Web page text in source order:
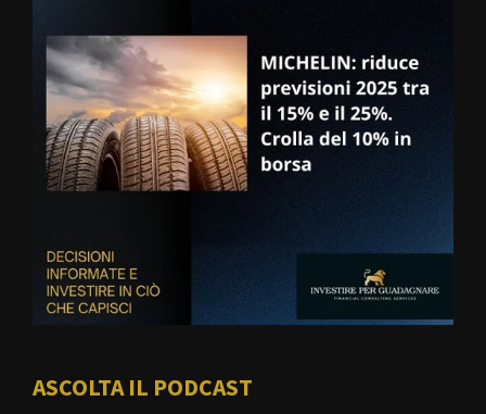
ASCOLTA IL PODCAST